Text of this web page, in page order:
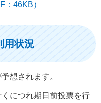
：46KB）
用状況
想されます。
につれ期日前投票を行